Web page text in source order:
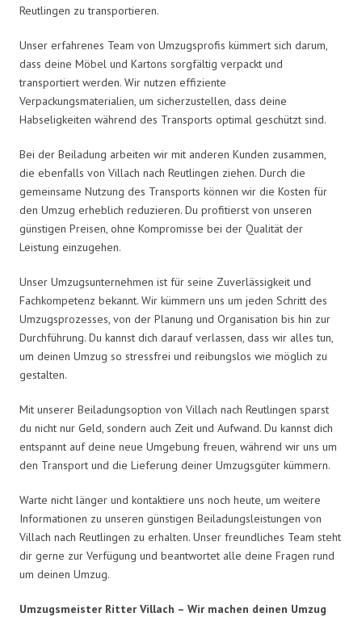
Reutlingen zu transportieren.
Unser erfahrenes Team von Umzugsprofis kümmert sich darum,
dass deine Möbel und Kartons sorgfältig verpackt und
transportiert werden. Wir nutzen effiziente
Verpackungsmaterialien, um sicherzustellen, dass deine
Habseligkeiten während des Transports optimal geschützt sind.
Bei der Beiladung arbeiten wir mit anderen Kunden zusammen,
die ebenfalls von Villach nach Reutlingen ziehen. Durch die
gemeinsame Nutzung des Transports können wir die Kosten für
den Umzug erheblich reduzieren. Du profitierst von unseren
günstigen Preisen, ohne Kompromisse bei der Qualität der
Leistung einzugehen.
Unser Umzugsunternehmen ist für seine Zuverlässigkeit und
Fachkompetenz bekannt. Wir kümmern uns um jeden Schritt des
Umzugsprozesses, von der Planung und Organisation bis hin zur
Durchführung. Du kannst dich darauf verlassen, dass wir alles tun,
um deinen Umzug so stressfrei und reibungslos wie möglich zu
gestalten.
Mit unserer Beiladungsoption von Villach nach Reutlingen sparst
du nicht nur Geld, sondern auch Zeit und Aufwand. Du kannst dich
entspannt auf deine neue Umgebung freuen, während wir uns um
den Transport und die Lieferung deiner Umzugsgüter kümmern.
Warte nicht länger und kontaktiere uns noch heute, um weitere
Informationen zu unseren günstigen Beiladungsleistungen von
Villach nach Reutlingen zu erhalten. Unser freundliches Team steht
dir gerne zur Verfügung und beantwortet alle deine Fragen rund
um deinen Umzug.
Umzugsmeister Ritter Villach – Wir machen deinen Umzug